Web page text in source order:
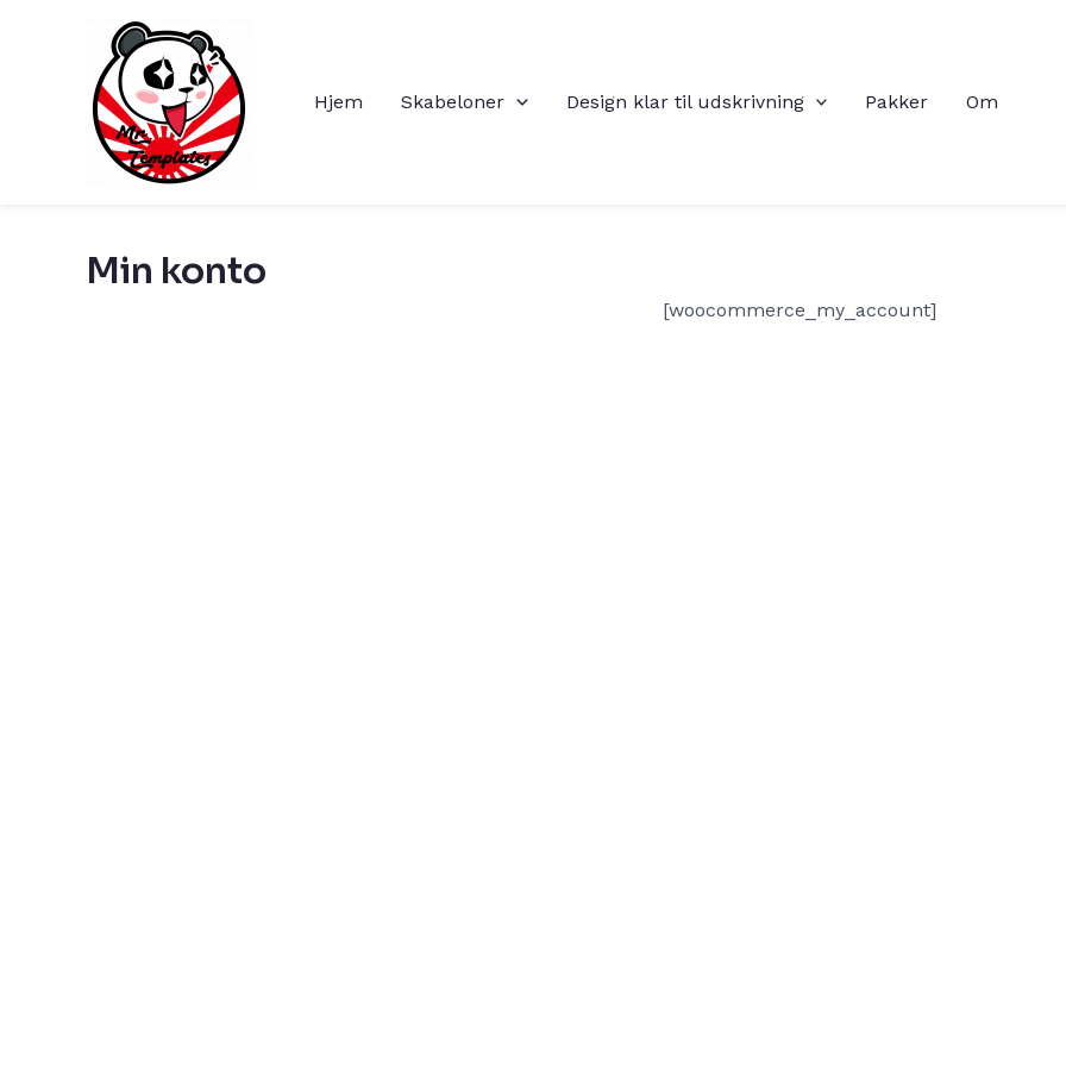
Hjem Skabeloner Design klar til udskrivning Pakker Om
Min konto
[woocommerce_my_account]